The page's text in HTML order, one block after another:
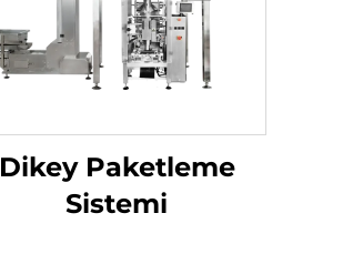
Dikey Paketleme
Sistemi